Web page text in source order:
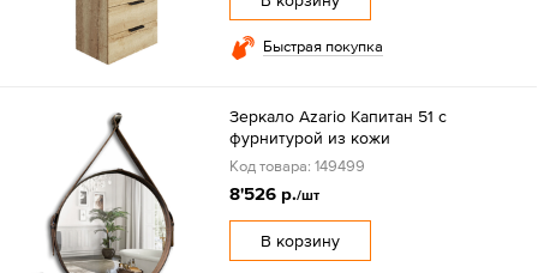
Быстрая покупка
Зеркало Azario Капитан 51 с
фурнитурой из кожи
Код товара: 149499
8'526 р./шт
В корзину